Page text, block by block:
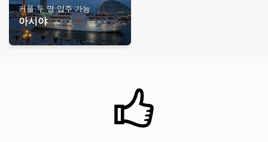
커플·두 명 입주 가능
아시야